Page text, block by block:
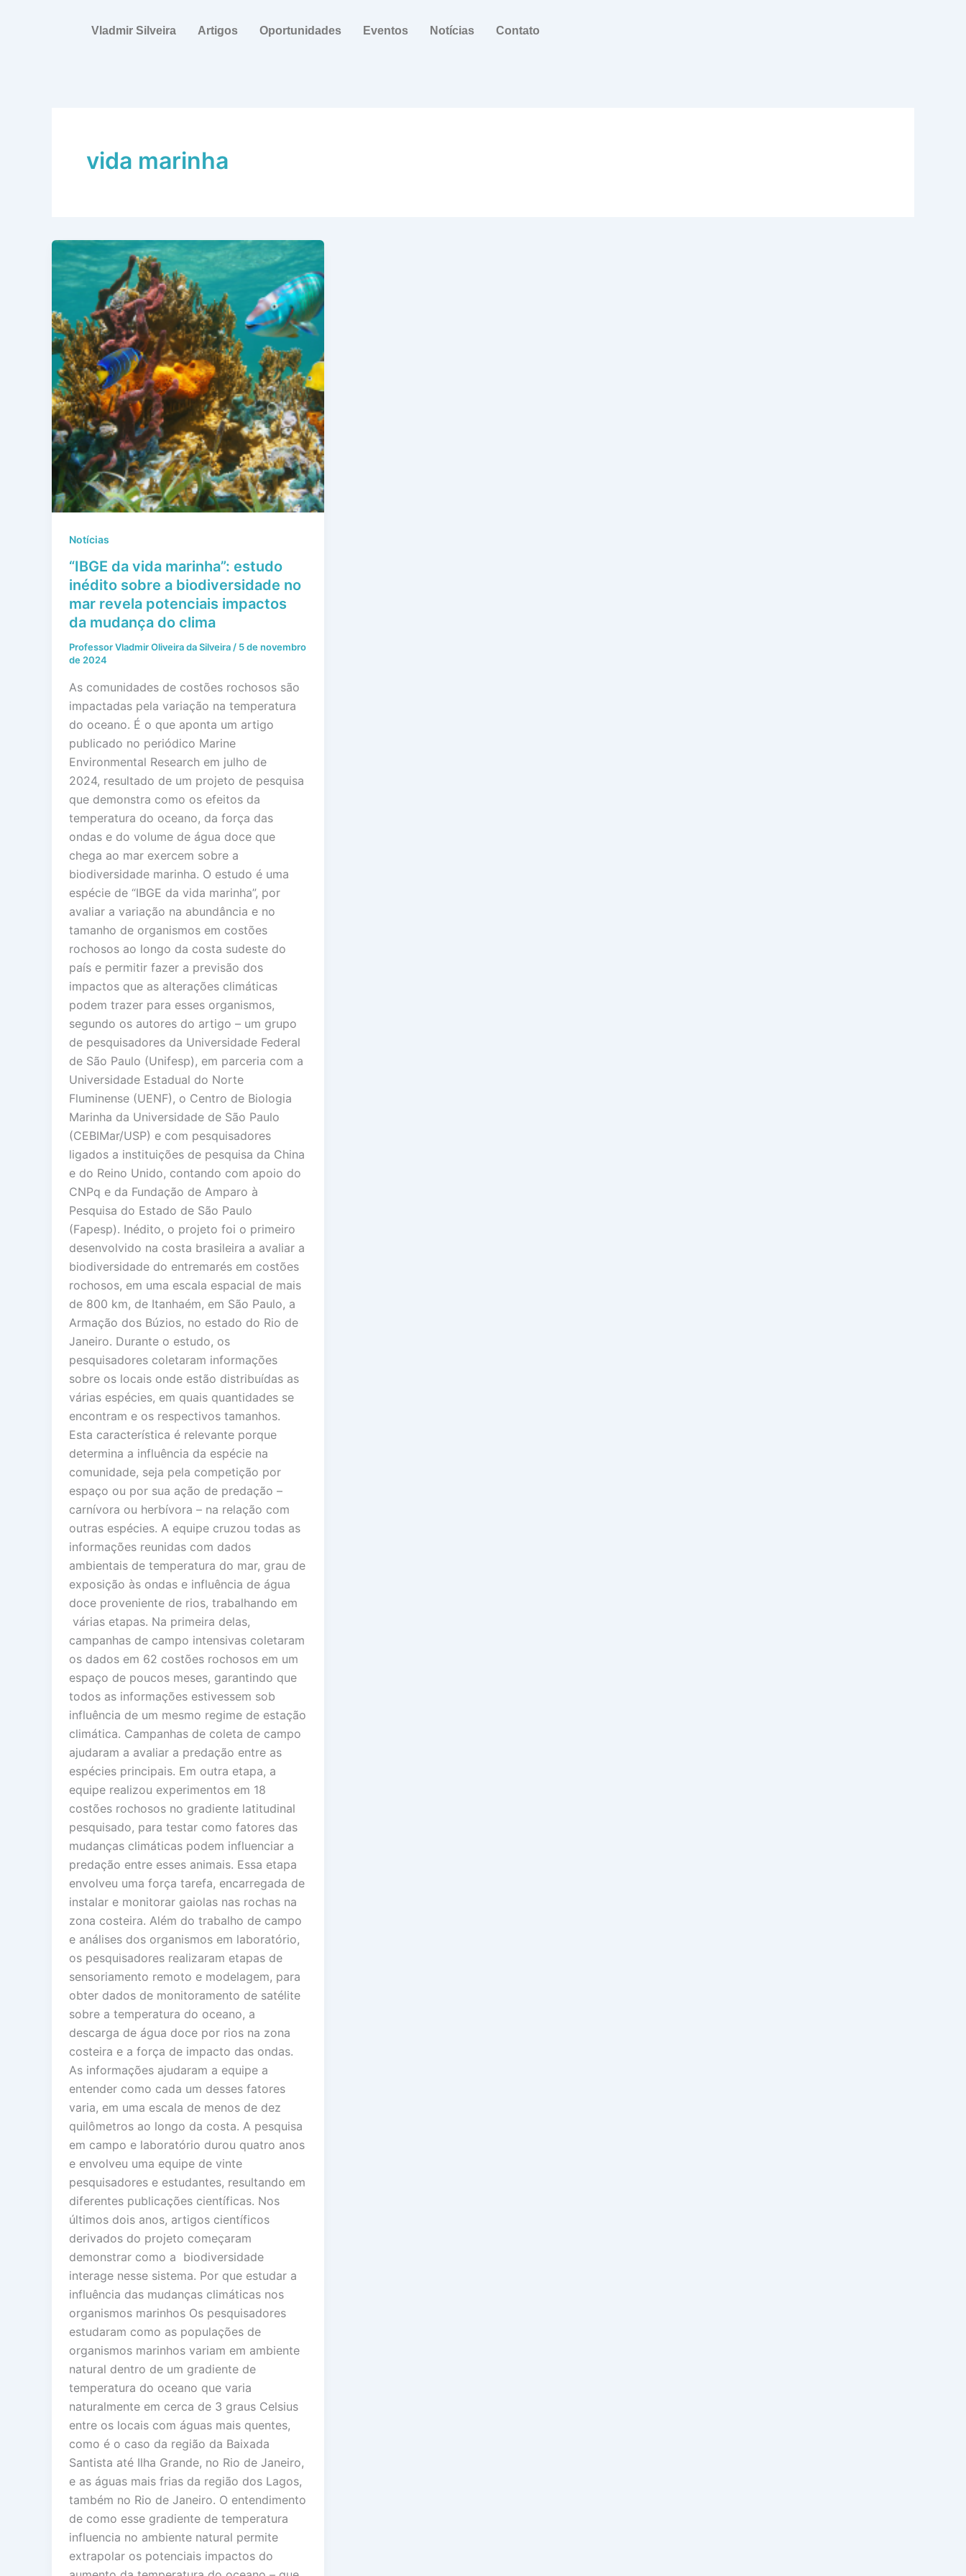
Vladmir Silveira Artigos Oportunidades Eventos Notícias Contato
vida marinha
Notícias
“IBGE da vida marinha”: estudo
inédito sobre a biodiversidade no
mar revela potenciais impactos
da mudança do clima
Professor Vladmir Oliveira da Silveira/ 5 de novembro
de 2024
As comunidades de costões rochosos são
impactadas pela variação na temperatura
do oceano. É o que aponta um artigo
publicado no periódico Marine
Environmental Research em julho de
2024, resultado de um projeto de pesquisa
que demonstra como os efeitos da
temperatura do oceano, da força das
ondas e do volume de água doce que
chega ao mar exercem sobre a
biodiversidade marinha. O estudo é uma
espécie de “IBGE da vida marinha”, por
avaliar a variação na abundância e no
tamanho de organismos em costões
rochosos ao longo da costa sudeste do
país e permitir fazer a previsão dos
impactos que as alterações climáticas
podem trazer para esses organismos,
segundo os autores do artigo – um grupo
de pesquisadores da Universidade Federal
de São Paulo (Unifesp), em parceria com a
Universidade Estadual do Norte
Fluminense (UENF), o Centro de Biologia
Marinha da Universidade de São Paulo
(CEBIMar/USP) e com pesquisadores
ligados a instituições de pesquisa da China
e do Reino Unido, contando com apoio do
CNPq e da Fundação de Amparo à
Pesquisa do Estado de São Paulo
(Fapesp). Inédito, o projeto foi o primeiro
desenvolvido na costa brasileira a avaliar a
biodiversidade do entremarés em costões
rochosos, em uma escala espacial de mais
de 800 km, de Itanhaém, em São Paulo, a
Armação dos Búzios, no estado do Rio de
Janeiro. Durante o estudo, os
pesquisadores coletaram informações
sobre os locais onde estão distribuídas as
várias espécies, em quais quantidades se
encontram e os respectivos tamanhos.
Esta característica é relevante porque
determina a influência da espécie na
comunidade, seja pela competição por
espaço ou por sua ação de predação –
carnívora ou herbívora – na relação com
outras espécies. A equipe cruzou todas as
informações reunidas com dados
ambientais de temperatura do mar, grau de
exposição às ondas e influência de água
doce proveniente de rios, trabalhando em
várias etapas. Na primeira delas,
campanhas de campo intensivas coletaram
os dados em 62 costões rochosos em um
espaço de poucos meses, garantindo que
todos as informações estivessem sob
influência de um mesmo regime de estação
climática. Campanhas de coleta de campo
ajudaram a avaliar a predação entre as
espécies principais. Em outra etapa, a
equipe realizou experimentos em 18
costões rochosos no gradiente latitudinal
pesquisado, para testar como fatores das
mudanças climáticas podem influenciar a
predação entre esses animais. Essa etapa
envolveu uma força tarefa, encarregada de
instalar e monitorar gaiolas nas rochas na
zona costeira. Além do trabalho de campo
e análises dos organismos em laboratório,
os pesquisadores realizaram etapas de
sensoriamento remoto e modelagem, para
obter dados de monitoramento de satélite
sobre a temperatura do oceano, a
descarga de água doce por rios na zona
costeira e a força de impacto das ondas.
As informações ajudaram a equipe a
entender como cada um desses fatores
varia, em uma escala de menos de dez
quilômetros ao longo da costa. A pesquisa
em campo e laboratório durou quatro anos
e envolveu uma equipe de vinte
pesquisadores e estudantes, resultando em
diferentes publicações científicas. Nos
últimos dois anos, artigos científicos
derivados do projeto começaram
demonstrar como a biodiversidade
interage nesse sistema. Por que estudar a
influência das mudanças climáticas nos
organismos marinhos Os pesquisadores
estudaram como as populações de
organismos marinhos variam em ambiente
natural dentro de um gradiente de
temperatura do oceano que varia
naturalmente em cerca de 3 graus Celsius
entre os locais com águas mais quentes,
como é o caso da região da Baixada
Santista até Ilha Grande, no Rio de Janeiro,
e as águas mais frias da região dos Lagos,
também no Rio de Janeiro. O entendimento
de como esse gradiente de temperatura
influencia no ambiente natural permite
extrapolar os potenciais impactos do